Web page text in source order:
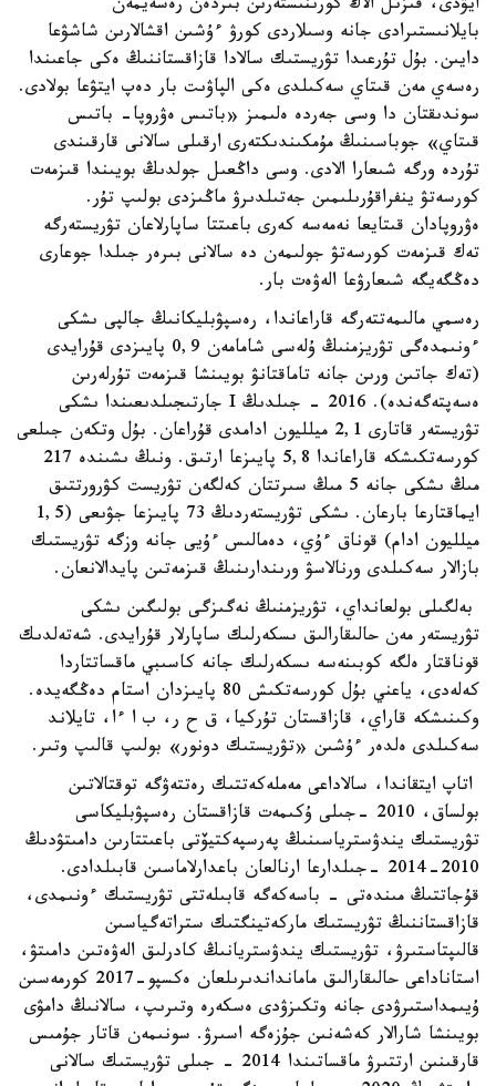
ايۋدى، قىزىل الاڭ كورىنىستەرىن بىردەن رەسەيمەن
بايلانىستىرادى جانە وسىلاردى كورۋ ءۇشىن اقشالارىن شاشۋعا
دايىن. بۇل تۇرعىدا تۋريستىك سالادا قازاقستاننىڭ ەكى جاعىندا
رەسەي مەن قىتاي سەكىلدى ەكى الپاۋىت بار دەپ ايتۋعا بولادى.
سوندىقتان دا وسى جەردە ەلىمىز «باتىس ەۋروپا- باتىس
قىتاي» جوباسىنىڭ مۇمكىندىكتەرى ارقىلى سالانى قارقىندى
تۇردە ورگە شىعارا الادى. وسى داڭعىل جولدىڭ بويىندا قىزمەت
كورسەتۋ ينفراقۇرىلىمىن جەتىلدىرۋ ماڭىزدى بولىپ تۇر.
ەۋروپادان قىتايعا نەمەسە كەرى باعىتتا ساپارلاعان تۋريستەرگە
تەك قىزمەت كورسەتۋ جولىمەن دە سالانى بىرەر جىلدا جوعارى
دەڭگەيگە شىعارۋعا الەۋەت بار.
رەسمي مالىمەتتەرگە قاراعاندا، رەسپۋبليكانىڭ جالپى ىشكى
ءونىمدەگى تۋريزمنىڭ ۇلەسى شامامەن 0,9 پايىزدى قۇرايدى
(تەك جاتىن ورىن جانە تاماقتانۋ بويىنشا قىزمەت تۇرلەرىن
ەسەپتەگەندە). 2016 - جىلدىڭ I جارتىجىلدىعىندا ىشكى
تۋريستەر قاتارى 2,1 ميلليون ادامدى قۇراعان. بۇل وتكەن جىلعى
كورسەتكىشكە قاراعاندا 5,8 پايىزعا ارتىق. ونىڭ ىشىندە 217
مىڭ ىشكى جانە 5 مىڭ سىرتتان كەلگەن تۋريست كۋرورتتىق
ايماقتارعا بارعان. ىشكى تۋريستەردىڭ 73 پايىزعا جۋىعى (1,5
ميلليون ادام) قوناق ءۇي، دەمالىس ءۇيى جانە وزگە تۋريستىك
بازالار سەكىلدى ورنالاسۋ ورىندارىنىڭ قىزمەتىن پايدالانعان.
بەلگىلى بولعانداي، تۋريزمنىڭ نەگىزگى بولىگىن ىشكى
تۋريستەر مەن حالىقارالىق ىسكەرلىك ساپارلار قۇرايدى. شەتەلدىك
قوناقتار ەلگە كوبىنەسە ىسكەرلىك جانە كاسىبي ماقساتتاردا
كەلەدى، ياعني بۇل كورسەتكىش 80 پايىزدان استام دەڭگەيدە.
وكىنىشكە قاراي، قازاقستان تۇركيا، ق ح ر، ب ا ءا، تايلاند
سەكىلدى ەلدەر ءۇشىن «تۋريستىك دونور» بولىپ قالىپ وتىر.
اتاپ ايتقاندا، سالاداعى مەملەكەتتىك رەتتەۋگە توقتالاتىن
بولساق، 2010 -جىلى ۇكىمەت قازاقستان رەسپۋبليكاسى
تۋريستىك يندۋسترياسىنىڭ پەرسپەكتيۆتى باعىتتارىن دامىتۋدىڭ
2010-2014 -جىلدارعا ارنالعان باعدارلاماسىن قابىلدادى.
قۇجاتتىڭ مىندەتى - باسەكەگە قابىلەتتى تۋريستىك ءونىمدى،
قازاقستاننىڭ تۋريستىك ماركەتينگتىك ستراتەگياسىن
قالىپتاستىرۋ، تۋريستىك يندۋستريانىڭ كادرلىق الەۋەتىن دامىتۋ،
استاناداعى حالىقارالىق مامانداندىرىلعان ەكسپو-2017 كورمەسىن
ۇيىمداستىرۋدى جانە وتكىزۋدى ەسكەرە وتىرىپ، سالانىڭ دامۋى
بويىنشا شارالار كەشەنىن جۇزەگە اسىرۋ. سونىمەن قاتار جۇمىس
قارقىنىن ارتتىرۋ ماقساتىندا 2014 - جىلى تۋريستىك سالانى